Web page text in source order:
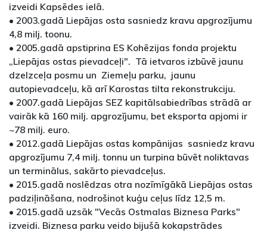
izveidi Kapsēdes ielā.
• 2003.gadā Liepājas osta sasniedz kravu apgrozījumu
4,8 milj. toonu.
• 2005.gadā apstiprina ES Kohēzijas fonda projektu
„Liepājas ostas pievadceļi". Tā ietvaros izbūvē jaunu
dzelzceļa posmu un Ziemeļu parku, jaunu
autopievadceļu, kā arī Karostas tilta rekonstrukciju.
• 2007.gadā Liepājas SEZ kapitālsabiedrības strādā ar
vairāk kā 160 milj. apgrozījumu, bet eksporta apjomi ir
~78 milj. euro.
• 2012.gadā Liepājas ostas kompānijas sasniedz kravu
apgrozījumu 7,4 milj. tonnu un turpina būvēt noliktavas
un terminālus, sakārto pievadceļus.
• 2015.gadā noslēdzas otra nozīmīgākā Liepājas ostas
padziļināšana, nodrošinot kuģu ceļus līdz 12,5 m.
• 2015.gadā uzsāk "Vecās Ostmalas Biznesa Parks"
izveidi. Biznesa parku veido bijušā kokapstrādes